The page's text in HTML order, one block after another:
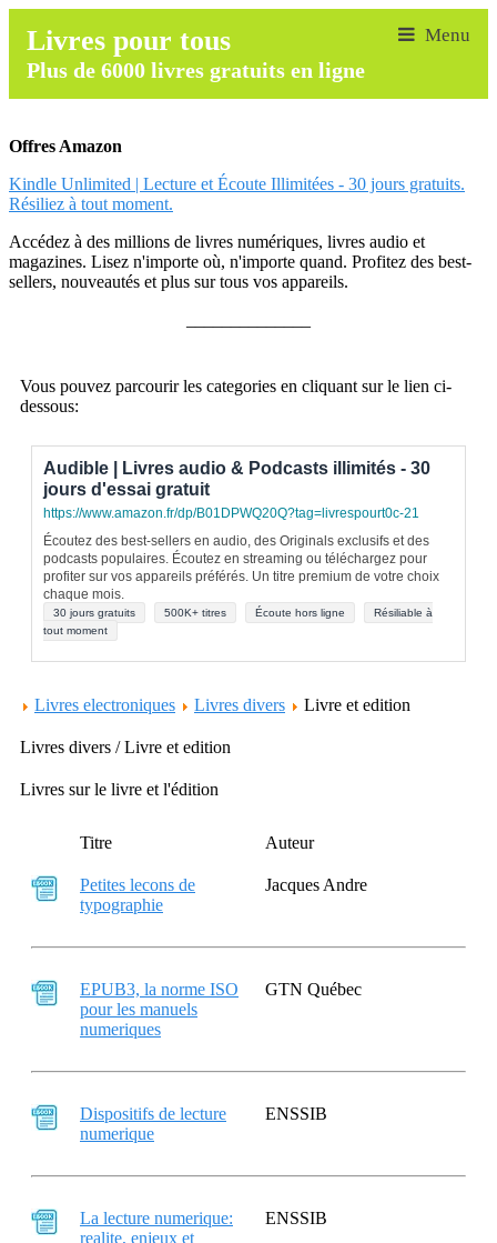
Livres pour tous
Plus de 6000 livres gratuits en ligne
Offres Amazon
Kindle Unlimited | Lecture et Écoute Illimitées - 30 jours gratuits.
Résiliez à tout moment.
Accédez à des millions de livres numériques, livres audio et
magazines. Lisez n'importe où, n'importe quand. Profitez des best-
sellers, nouveautés et plus sur tous vos appareils.
Vous pouvez parcourir les categories en cliquant sur le lien ci-
dessous:
Audible | Livres audio & Podcasts illimités - 30
jours d'essai gratuit
https://www.amazon.fr/dp/B01DPWQ20Q?tag=livrespourt0c-21
Écoutez des best-sellers en audio, des Originals exclusifs et des
podcasts populaires. Écoutez en streaming ou téléchargez pour
profiter sur vos appareils préférés. Un titre premium de votre choix
chaque mois.
30 jours gratuits 500K+ titres Écoute hors ligne
Résiliable à
tout moment
Livres electroniques Livres divers Livre et edition
Livres divers / Livre et edition
Livres sur le livre et l'édition
Titre Auteur
Petites lecons de
typographie
Jacques Andre
EPUB3, la norme ISO
pour les manuels
numeriques
GTN Québec
Dispositifs de lecture
numerique
ENSSIB
La lecture numerique:
realite, enjeux et
ENSSIB